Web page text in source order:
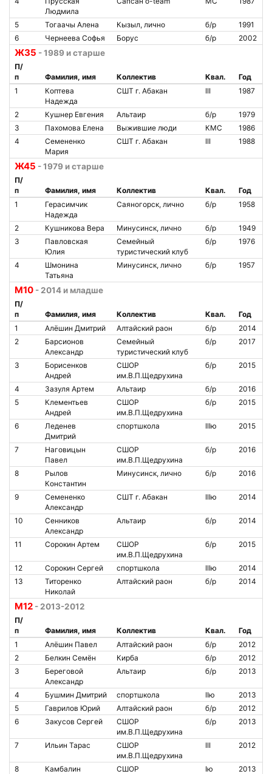
Людмила
5 Тогаачы Алена Кызыл, лично б/р
1991
6
Чернеева Софья Борус б/р 2002
Ж35 - 1989 и старше
П/
п
Фамилия, имя Коллектив Квал.
Год
1
Коптева
Надежда
СШТ г. Абакан III 1987
2 Кушнер Евгения Альтаир б/р
1979
3
Пахомова Елена Выжившие люди КМС
1986
4
Семененко
Мария
СШТ г. Абакан III 1988
Ж45 - 1979 и старше
П/
п
Фамилия, имя Коллектив Квал.
Год
1
Герасимчик
Надежда
Саяногорск, лично б/р 1958
2 Кушникова Вера Минусинск, лично б/р
1949
3
Павловская
Юлия
Семейный
туристический клуб
б/р 1976
4
Шмонина
Татьяна
Минусинск, лично б/р 1957
М10 - 2014 и младше
П/
п
Фамилия, имя Коллектив Квал.
Год
1
Алёшин Дмитрий Алтайский раон б/р
2014
2
Барсионов
Александр
Семейный
туристический клуб
б/р 2017
3
Борисенков
Андрей
СШОР
им.В.П.Щедрухина
б/р 2015
4 Зазуля Артем Альтаир б/р
2016
5
Клементьев
Андрей
СШОР
им.В.П.Щедрухина
б/р 2015
6
Леденев
Дмитрий
спортшкола IIIю 2015
7
Наговицын
Павел
СШОР
им.В.П.Щедрухина
б/р 2016
8
Рылов
Константин
Минусинск, лично б/р 2016
9
Семененко
Александр
СШТ г. Абакан IIIю 2014
10
Сенников
Александр
Альтаир б/р 2014
11 Сорокин Артем
СШОР
им.В.П.Щедрухина
б/р 2015
12 Сорокин Сергей спортшкола IIIю
2014
13
Титоренко
Николай
Алтайский раон б/р 2014
М12 - 2013-2012
П/
п
Фамилия, имя Коллектив Квал.
Год
1
Алёшин Павел Алтайский раон б/р
2012
2
Белкин Семён Кирба б/р
2012
3
Береговой
Александр
Альтаир б/р 2013
4 Бушмин Дмитрий спортшкола IIю
2013
5
Гаврилов Юрий Алтайский раон б/р
2012
6
Закусов Сергей
СШОР
им.В.П.Щедрухина
б/р 2013
7 Ильин Тарас
СШОР
им.В.П.Щедрухина
III 2012
8
Камбалин
СШОР
Iю 2013